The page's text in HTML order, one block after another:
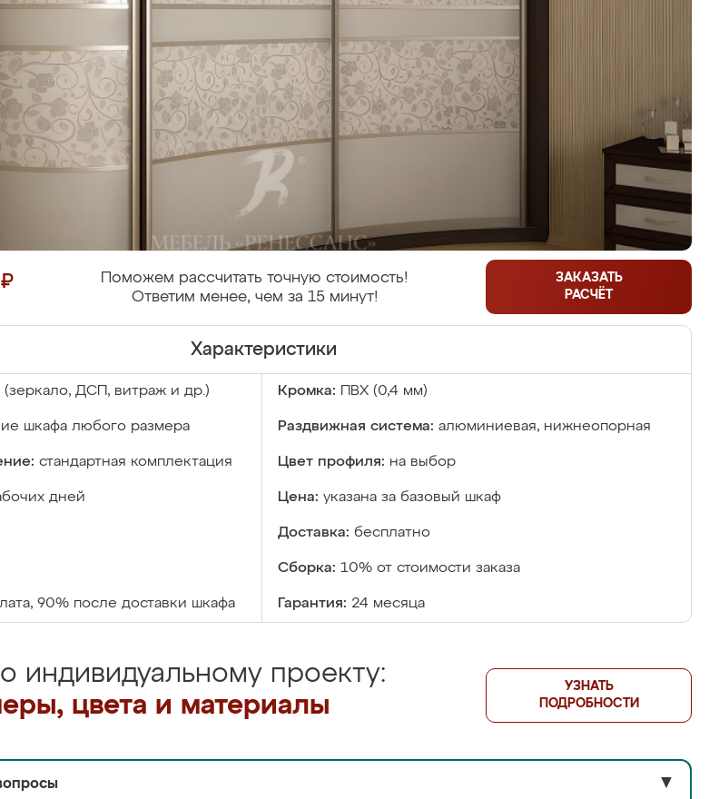
Поможем рассчитать точную стоимость!
Ответим менее, чем за 15 минут!
ЗАКАЗАТЬ
РАСЧЁТ
Характеристики
ДСП, витраж и др.) Кромка: ПВХ (0,4 мм)
шкафа любого размера Раздвижная система: алюминиевая, нижнеопорная
стандартная комплектация Цвет профиля: на выбор
дней Цена: указана за базовый шкаф
Доставка: бесплатно
Сборка: 10% от стоимости заказа
90% после доставки шкафа Гарантия: 24 месяца
индивидуальному проекту:
цвета и материалы
УЗНАТЬ
ПОДРОБНОСТИ
▼